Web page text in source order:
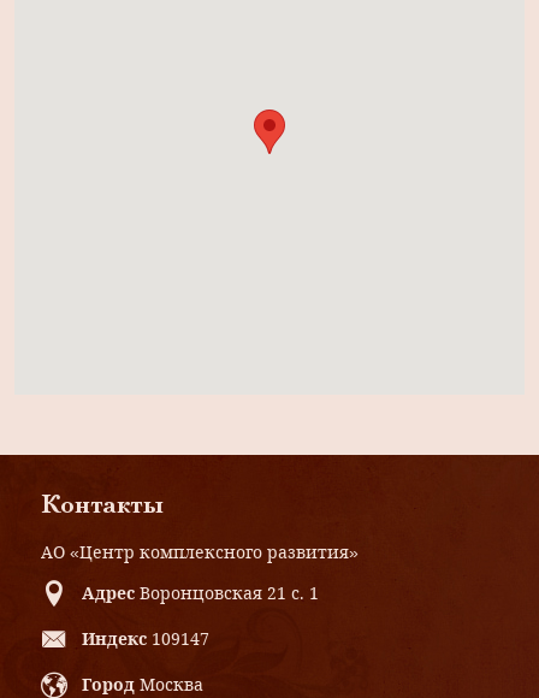
Контакты
АО «Центр комплексного развития»
Адрес Воронцовская 21 с. 1
Индекс 109147
Город Москва